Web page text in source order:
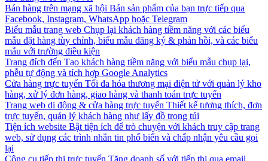
Bán hàng trên mạng xã hội Bán sản phẩm của bạn trực tiếp qua
Facebook, Instagram, WhatsApp hoặc Telegram
Biểu mẫu trang web Chụp lại khách hàng tiềm năng với các biểu
mẫu đặt hàng tùy chỉnh, biểu mẫu đăng ký & phản hồi, và các biểu
mẫu với trường điều kiện
Trang đích đến Tạo khách hàng tiềm năng với biểu mẫu chụp lại,
phễu tự động và tích hợp Google Analytics
Cửa hàng trực tuyến Tối đa hóa thương mại điện tử với quản lý kho
hàng, xử lý đơn hàng, giao hàng và thanh toán trực tuyến
Trang web di động & cửa hàng trực tuyến Thiết kế tương thích, đơn
trực tuyến, quản lý khách hàng như lấy đồ trong túi
Tiện ích website Bật tiện ích để trò chuyện với khách truy cập trang
web, sử dụng các trình nhắn tin phổ biến và chấp nhận yêu cầu gọi
lại
Công cụ tiếp thị trực tuyến Tăng doanh số với tiếp thị qua email,